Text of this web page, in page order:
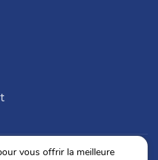
vous offrir la meilleure